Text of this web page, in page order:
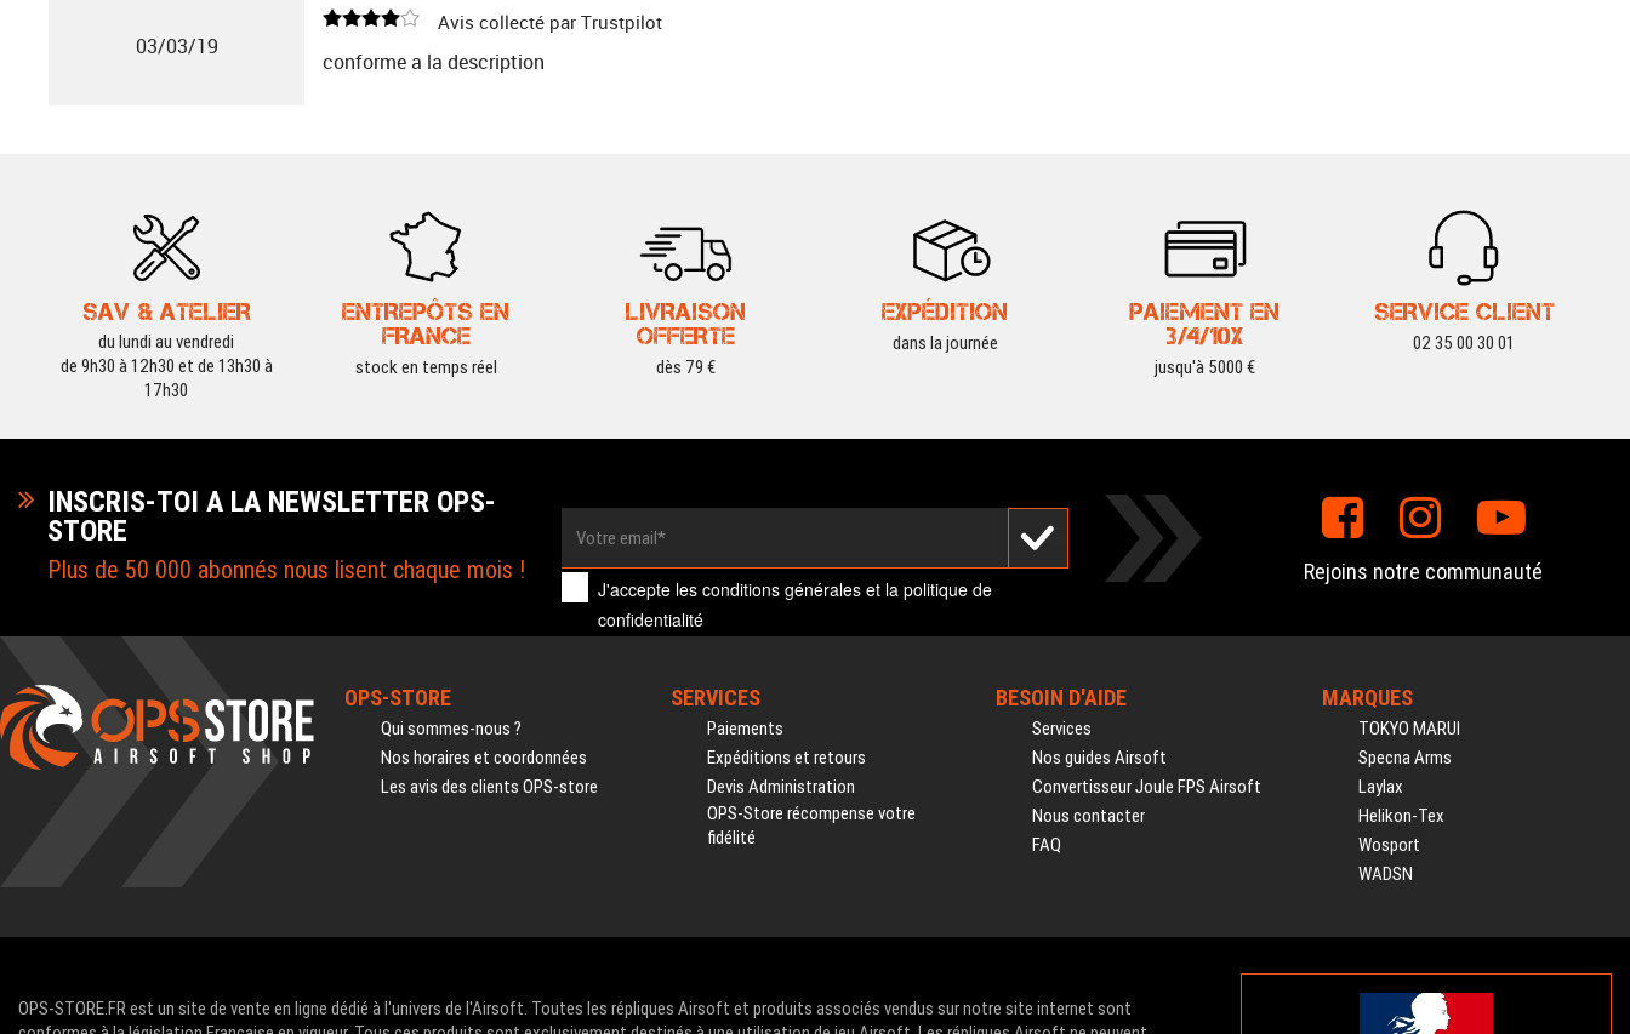
03/03/19
Avis collecté par Trustpilot
conforme a la description
SAV & ATELIER
du lundi au vendredi
de 9h30 à 12h30 et de 13h30 à
17h30
ENTREPÔTS EN
FRANCE
stock en temps réel
LIVRAISON
OFFERTE
dès 79 €
EXPÉDITION
dans la journée
PAIEMENT EN
3/4/10X
jusqu'à 5000 €
SERVICE CLIENT
02 35 00 30 01
INSCRIS-TOI A LA NEWSLETTER OPS-
STORE
Plus de 50 000 abonnés nous lisent chaque mois !
J'accepte lesconditions générales et lapolitique de
confidentialité
Rejoins notre communauté
OPS-STORE
Qui sommes-nous ?
Nos horaires et coordonnées
Les avis des clients OPS-store
SERVICES
Paiements
Expéditions et retours
Devis Administration
OPS-Store récompense votre
fidélité
BESOIN D'AIDE
Services
Nos guides Airsoft
Convertisseur Joule FPS Airsoft
Nous contacter
FAQ
MARQUES
TOKYO MARUI
Specna Arms
Laylax
Helikon-Tex
Wosport
WADSN
OPS-STORE.FR est un site de vente en ligne dédié à l'univers de l'Airsoft. Toutes les répliques Airsoft et produits associés vendus sur notre site internet sont